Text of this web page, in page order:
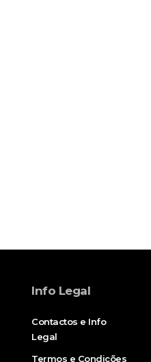
Info Legal
Contactos e Info
Legal
Termos e Condições